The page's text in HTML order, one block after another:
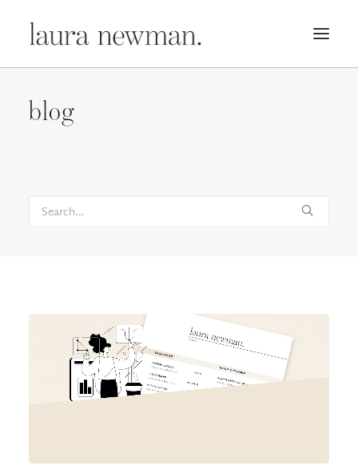
PORTFOLIO
PREMADES
NEWS
MERCH
ÜBER MICH
DESIGN FAQ
PRESSEMATERIAL
blog